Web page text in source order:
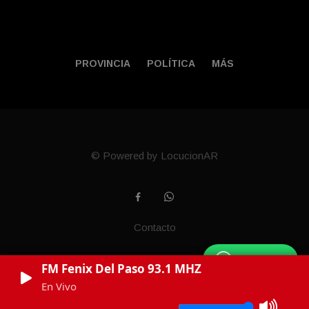
FM Fenix Del Paso 93.1 MHZ
En Vivo
WhatsApp
PROVINCIA POLÍTICA MÁS
© Powered by LocucionAR
Contacto